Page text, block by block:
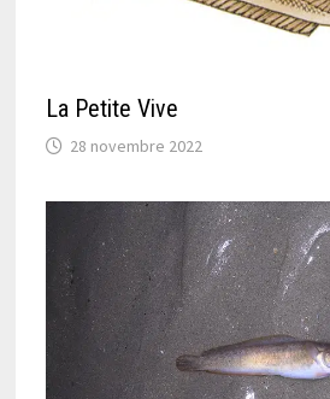
La Petite Vive
28 novembre 2022